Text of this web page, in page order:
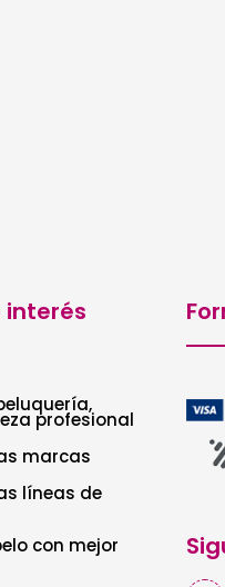
interés
profesional
marcas
líneas de
con mejor